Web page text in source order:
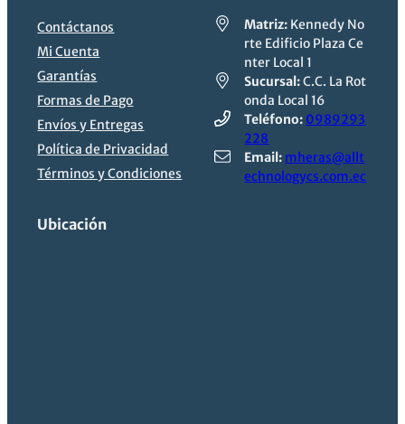
Contáctanos
Mi Cuenta
Garantías
Formas de Pago
Envíos y Entregas
Política de Privacidad
Términos y Condiciones
Matriz: Kennedy No
rte Edificio Plaza Ce
nter Local 1
Sucursal:C.C. La Rot
onda Local 16
Teléfono: 0989293
228
Email: mheras@allt
echnologycs.com.ec
Ubicación